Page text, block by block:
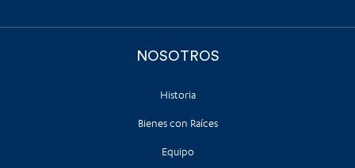
NOSOTROS
Historia
Bienes con Raíces
Equipo